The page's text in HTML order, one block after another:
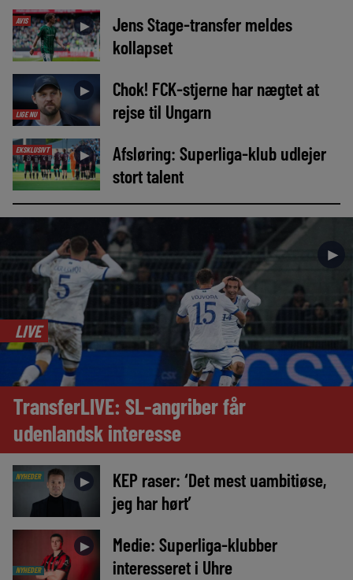
AVIS ►
Jens Stage-transfer meldes
kollapset
LIGE NU
►
Chok! FCK-stjerne har nægtet at
rejse til Ungarn
EKSKLUSIVT ►
Afsløring: Superliga-klub udlejer
stort talent
►
LIVE
TransferLIVE: SL-angriber får
udenlandsk interesse
NYHEDER ►
KEP raser: ‘Det mest uambitiøse,
jeg har hørt’
NYHEDER
►
Medie: Superliga-klubber
interesseret i Uhre